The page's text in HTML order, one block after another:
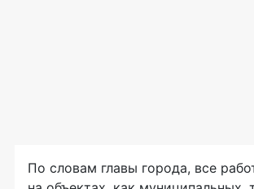
По словам главы города, все